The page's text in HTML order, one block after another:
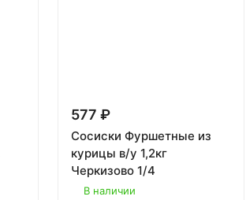
577 ₽
Сосиски Фуршетные из
курицы в/у 1,2кг
Черкизово 1/4
В наличии